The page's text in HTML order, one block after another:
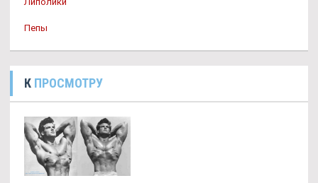
Пепы
К ПРОСМОТРУ